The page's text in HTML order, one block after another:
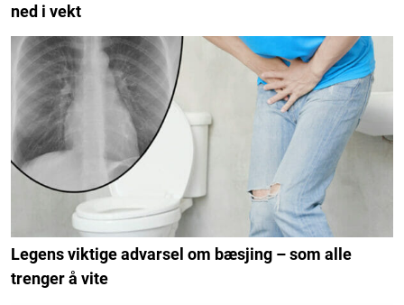
ned i vekt
Legens viktige advarsel om bæsjing – som alle
trenger å vite